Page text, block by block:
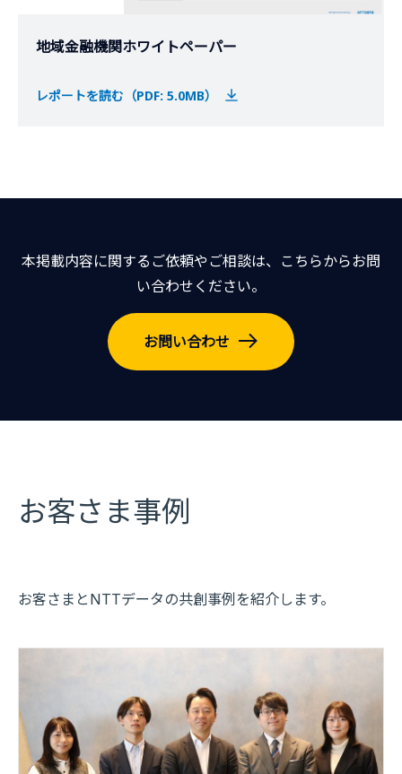
地域金融機関ホワイトペーパー
レポートを読む（PDF: 5.0MB）
本掲載内容に関するご依頼やご相談は、こちらからお問
い合わせください。
お問い合わせ
お客さま事例
お客さまとNTTデータの共創事例を紹介します。